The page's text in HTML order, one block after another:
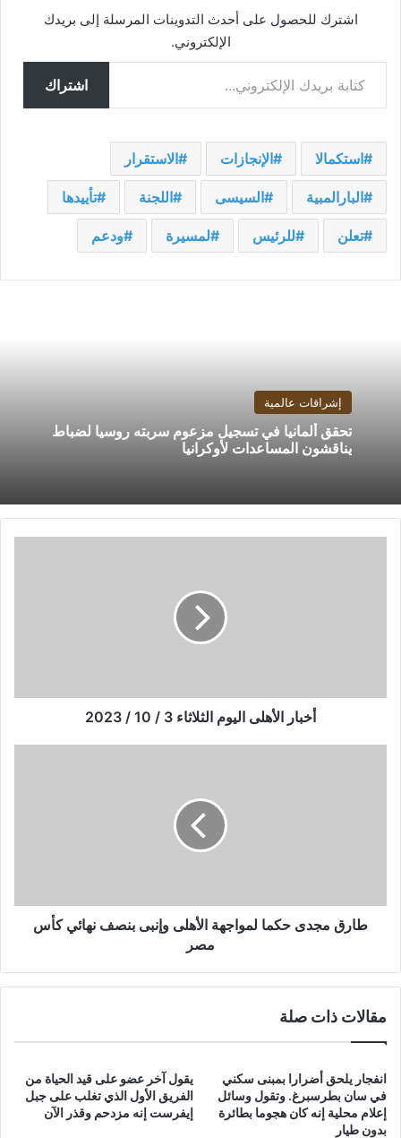
اشترك للحصول على أحدث التدوينات المرسلة إلى بريدك
الإلكتروني.
كتابة بريدك الإلكتروني...
اشتراك
استكمالا الإنجازات الاستقرار
البارالمبية السيسى اللجنة تأييدها
تعلن للرئيس لمسيرة ودعم
إشراقات عالمية
تحقق ألمانيا في تسجيل مزعوم سربته روسيا لضباط
يناقشون المساعدات لأوكرانيا
2023
أخبار الأهلى اليوم الثلاثاء 3 / 10 / 2023
كأس
مصرطارق مجدى حكما لمواجهة الأهلى وإنبى بنصف نهائي كأس
مصر
مقالات ذات صلة
انفجار يلحق أضرارا بمبنى سكني
في سان بطرسبرغ. وتقول وسائل
إعلام محلية إنه كان هجوما بطائرة
بدون طيار
يقول آخر عضو على قيد الحياة من
الفريق الأول الذي تغلب على جبل
إيفرست إنه مزدحم وقذر الآن